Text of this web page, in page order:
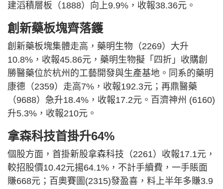
建滔積層板（1888）向上9.9%，收報38.36元。
創新藥板塊齊落鑊
創新藥板塊集體走高，藥明生物（2269）大升
10.8%，收報45.86元，藥明生物擬「四折」收購創
勝醫藥位於杭州的工藝開發與生產基地。同系的藥明
康德（2359）走高7%，收報192.3元；再鼎醫藥
（9688）急升18.4%，收報17.2元。百濟神州 (6160)
升5.3%，收報210元。
拿森科技首掛升64%
個股方面，首掛新股拿森科技（2261）收報17.1元，
較招股價10.42元揚64.1%，不計手續費，一手賬面
賺668元；百奧賽圖(2315)發盈喜，料上半年多賺3.9